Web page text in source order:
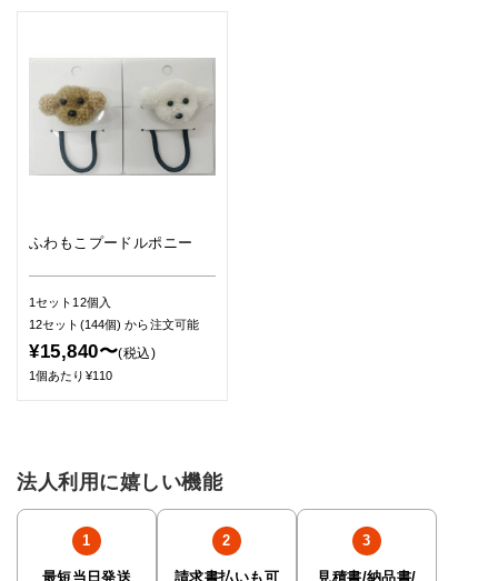
ふわもこプードルポニー
1セット12個入
12セット(144個)から注文可能
¥15,840〜(税込)
1個あたり¥110
法人利用に嬉しい機能
最短当日発送 請求書払いも可 見積書/納品書/